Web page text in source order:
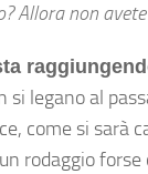
Allora non
legano al
come si
rodaggio forse